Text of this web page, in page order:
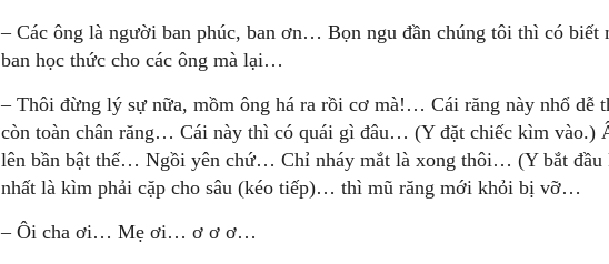
– Các ông là người ban phúc, ban ơn… Bọn ngu đần chúng tôi thì có
ban học thức cho các ông mà lại…
– Thôi đừng lý sự nữa, mồm ông há ra rồi cơ mà!… Cái răng này nhổ dễ
còn toàn chân răng… Cái này thì có quái gì đâu… (Y đặt chiếc kìm vào.)
lên bần bật thế… Ngồi yên chứ… Chỉ nháy mắt là xong thôi… (Y bắt đầu
nhất là kìm phải cặp cho sâu (kéo tiếp)… thì mũ răng mới khỏi bị vỡ…
– Ôi cha ơi… Mẹ ơi… ơ ơ ơ…